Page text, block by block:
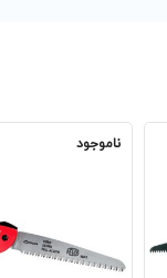
ناموجود